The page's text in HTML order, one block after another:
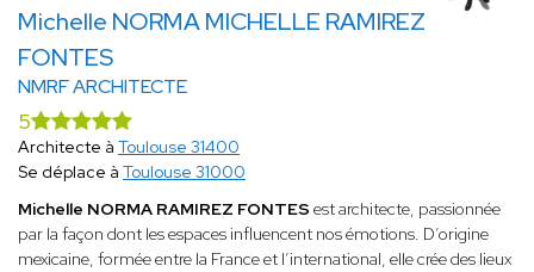
Michelle NORMA MICHELLE RAMIREZ
FONTES
NMRF ARCHITECTE
5
Architecte à Toulouse 31400
Se déplace à Toulouse 31000
Michelle NORMA RAMIREZ FONTES est architecte, passionnée
par la façon dont les espaces influencent nos émotions. D’origine
mexicaine, formée entre la France et l’international, elle crée des lieux